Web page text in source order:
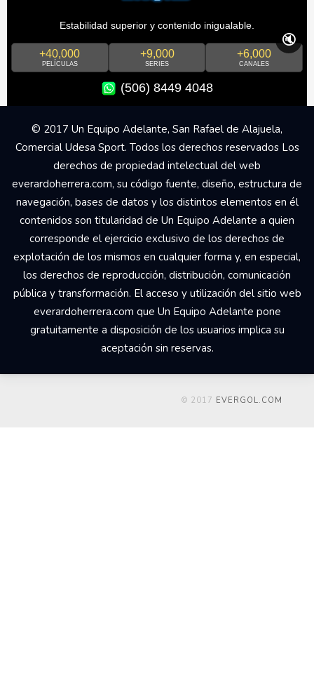
Estabilidad superior y contenido inigualable.
+40,000
PELÍCULAS
+9,000
SERIES
+6,000
CANALES
(506) 8449 4048
🔇
© 2017 Un Equipo Adelante, San Rafael de Alajuela,
Comercial Udesa Sport. Todos los derechos reservados Los
derechos de propiedad intelectual del web
everardoherrera.com, su código fuente, diseño, estructura de
navegación, bases de datos y los distintos elementos en él
contenidos son titularidad de Un Equipo Adelante a quien
corresponde el ejercicio exclusivo de los derechos de
explotación de los mismos en cualquier forma y, en especial,
los derechos de reproducción, distribución, comunicación
pública y transformación. El acceso y utilización del sitio web
everardoherrera.com que Un Equipo Adelante pone
gratuitamente a disposición de los usuarios implica su
aceptación sin reservas.
© 2017 EVERGOL.COM